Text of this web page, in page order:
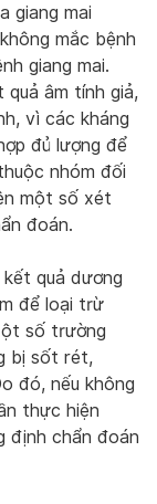
giang mai
mắc bệnh
giang mai.
âm tính giả,
vì các kháng
đủ lượng để
nhóm đối
một số xét
đoán.
quả dương
để loại trừ
số trường
bị sốt rét,
đó, nếu không
thực hiện
định chẩn đoán